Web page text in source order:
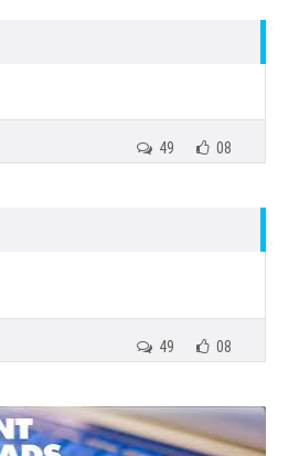
08
49
08
49